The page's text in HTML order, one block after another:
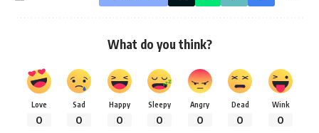
What do you think?
Love
0
Sad
0
Happy
0
Sleepy
0
Angry
0
Dead
0
Wink
0